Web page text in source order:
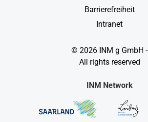
Barrierefreiheit
Intranet
© 2026 INM g GmbH -
All rights reserved
INM Network